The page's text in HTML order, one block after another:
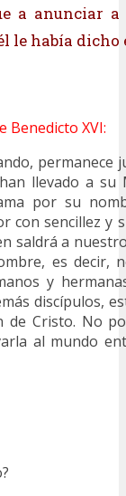
a anunciar
le había dicho
Benedicto XVI:
permanece
llevado a su
por su
con sencillez y
saldrá a
es decir,
y
discípulos,
Cristo. No
al mundo